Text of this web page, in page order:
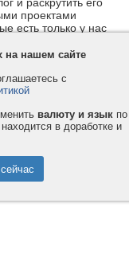
проектами
есть только у нас
и Cookie
защищены.
на нашем сайте
с
валюту и язык по
в доработке и